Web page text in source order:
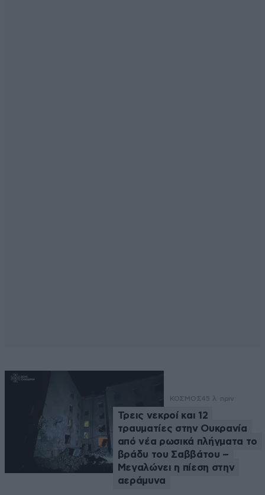
ΚΟΣΜΟΣ45 λ. πριν
Τρεις νεκροί και 12
τραυματίες στην Ουκρανία
από νέα ρωσικά πλήγματα το
βράδυ του Σαββάτου –
Μεγαλώνει η πίεση στην
αεράμυνα